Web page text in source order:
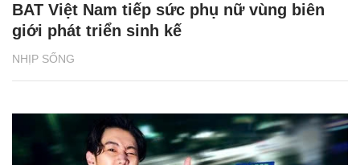
NHỊP SỐNG
BAT Việt Nam tiếp sức phụ nữ vùng biên
giới phát triển sinh kế